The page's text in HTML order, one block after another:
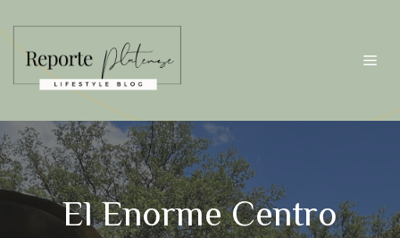
contenido
El Enorme Centro